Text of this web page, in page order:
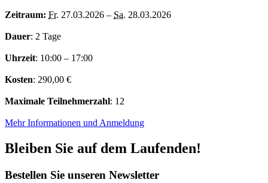
Zeitraum: Fr. 27.03.2026 – Sa. 28.03.2026
Dauer: 2 Tage
Uhrzeit: 10:00 – 17:00
Kosten: 290,00 €
Maximale Teilnehmerzahl: 12
Mehr Informationen und Anmeldung
Bleiben Sie auf dem Laufenden!
Bestellen Sie unseren Newsletter